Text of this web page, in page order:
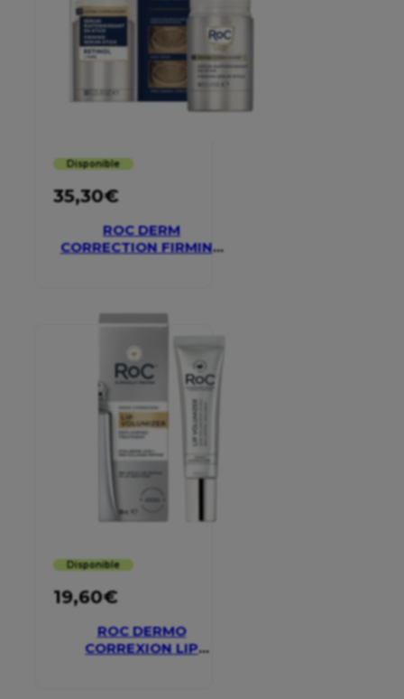
Disponible
35,30€
ROC DERM
CORRECTION FIRMING
Disponible
19,60€
ROC DERMO
CORREXION LIP